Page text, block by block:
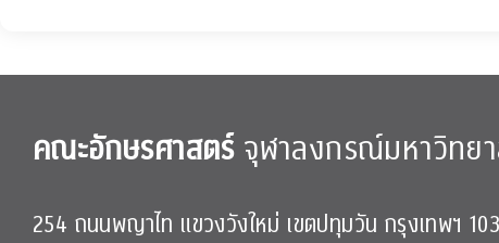
คณะอักษรศาสตร์จุฬาลงกรณ์มหาวิทย
254 ถนนพญาไท แขวงวังใหม่ เขตปทุมวัน กรุงเทพฯ